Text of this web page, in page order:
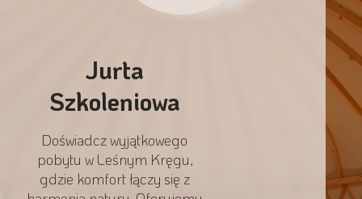
Jurta
Szkoleniowa
Doświadcz wyjątkowego
pobytu w Leśnym Kręgu,
gdzie komfort łączy się z